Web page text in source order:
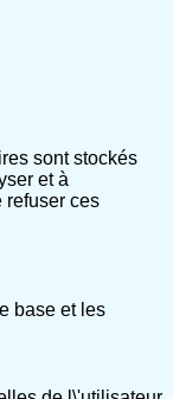
sont stockés
et à
refuser ces
base et les